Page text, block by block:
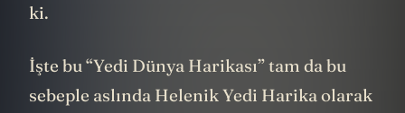
ki.
İşte bu “Yedi Dünya Harikası” tam da bu
sebeple aslında Helenik Yedi Harika olarak